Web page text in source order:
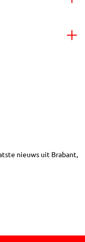
nieuws uit Brabant,